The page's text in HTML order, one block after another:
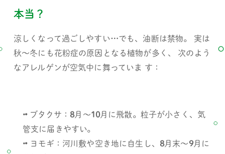
本当？
涼しくなって過ごしやすい…でも、油断は禁物。 実は
秋～冬にも花粉症の原因となる植物が多く、 次のよう
なアレルゲンが空気中に舞っていま す：
• ブタクサ： 8月～10月に飛散。粒子が小さく、気
管支に届きやすい。
• ヨモギ：河川敷や空き地に自生し、 8月末～9月に